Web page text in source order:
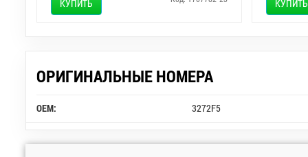
КУПИТЬ КУПИТЬ
ОРИГИНАЛЬНЫЕ НОМЕРА
OEM: 3272F5